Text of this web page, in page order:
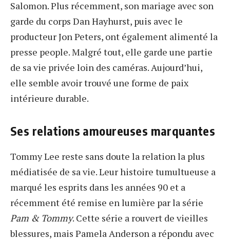
Salomon. Plus récemment, son mariage avec son
garde du corps Dan Hayhurst, puis avec le
producteur Jon Peters, ont également alimenté la
presse people. Malgré tout, elle garde une partie
de sa vie privée loin des caméras. Aujourd’hui,
elle semble avoir trouvé une forme de paix
intérieure durable.
Ses relations amoureuses marquantes
Tommy Lee reste sans doute la relation la plus
médiatisée de sa vie. Leur histoire tumultueuse a
marqué les esprits dans les années 90 et a
récemment été remise en lumière par la série
Pam & Tommy. Cette série a rouvert de vieilles
blessures, mais Pamela Anderson a répondu avec